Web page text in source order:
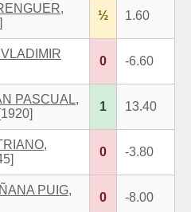
½ 1.60
0 -6.60
PASCUAL,
[1920]
1 13.40
0 -3.80
PUIG,
0 -8.00